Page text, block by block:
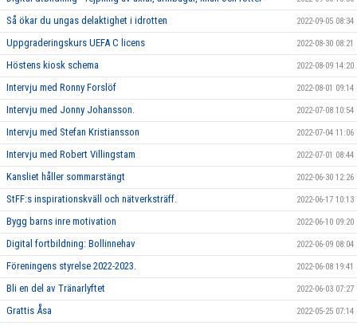
Så ökar du ungas delaktighet i idrotten 2022-09-05 08:34
Uppgraderingskurs UEFA C licens 2022-08-30 08:21
Höstens kiosk schema 2022-08-09 14:20
Intervju med Ronny Forslöf 2022-08-01 09:14
Intervju med Jonny Johansson. 2022-07-08 10:54
Intervju med Stefan Kristiansson 2022-07-04 11:06
Intervju med Robert Villingstam 2022-07-01 08:44
Kansliet håller sommarstängt 2022-06-30 12:26
StFF:s inspirationskväll och nätverksträff. 2022-06-17 10:13
Bygg barns inre motivation 2022-06-10 09:20
Digital fortbildning: Bollinnehav 2022-06-09 08:04
Föreningens styrelse 2022-2023. 2022-06-08 19:41
Bli en del av Tränarlyftet 2022-06-03 07:27
Grattis Åsa 2022-05-25 07:14